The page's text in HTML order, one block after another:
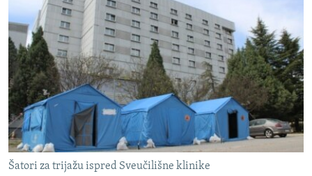
Šatori za trijažu ispred Sveučilišne klinike